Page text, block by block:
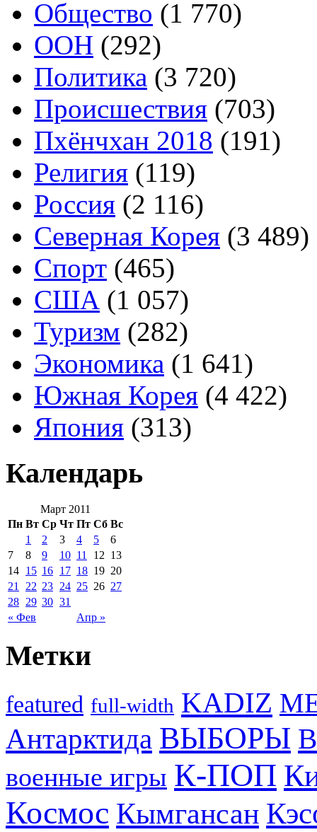
Общество (1 770)
ООН (292)
Политика (3 720)
Происшествия (703)
Пхёнчхан 2018 (191)
Религия (119)
Россия (2 116)
Северная Корея (3 489)
Спорт (465)
США (1 057)
Туризм (282)
Экономика (1 641)
Южная Корея (4 422)
Япония (313)
Календарь
Март 2011
Пн Вт Ср Чт Пт Сб Вс
« Фев Апр »
1 2 3 4 5
6
7
8 9 10 11 12 13
14 15 16 17 18 19 20
21
22 23 24 25 26 27
28 29 30 31
Метки
featured full-width KADIZ
Антарктида ВЫБОРЫ
военные игры К-ПОП
Космос Кымгансан